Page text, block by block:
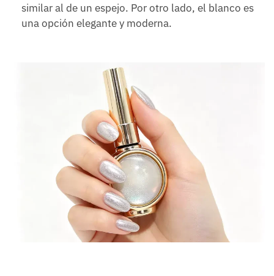
similar al de un espejo. Por otro lado, el blanco es
una opción elegante y moderna.